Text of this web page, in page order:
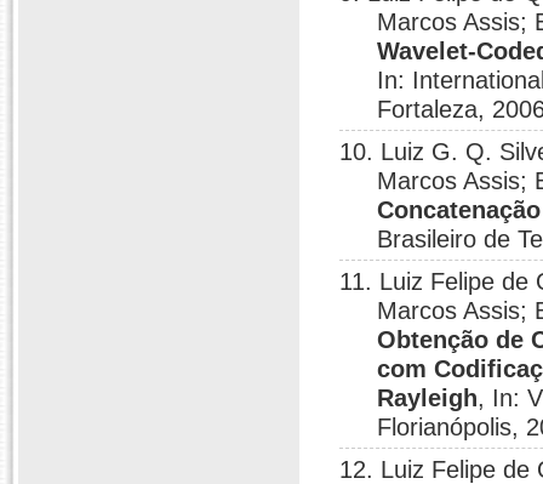
Marcos Assis;
Wavelet-
In:
Fortaleza,
10. Luiz G. Q.
Marcos Assis;
Brasileiro de
11. Luiz Felipe de
Marcos Assis;
Obtenção de
com
Rayleigh, In:
Florianópolis,
12. Luiz Felipe de